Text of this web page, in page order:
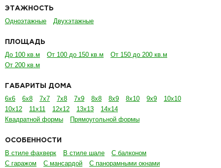
ЭТАЖНОСТЬ
Одноэтажные Двухэтажные
ПЛОЩАДЬ
До 100 кв.м От 100 до 150 кв.м
От 150 до 200 кв.м
От 200 кв.м
ГАБАРИТЫ ДОМА
6х6 6х8 7х7 7х8 7х9 8х8 8х9 8х10 9х9
10х10
10х12
11х11 12х12 13х13
14х14
Квадратной формы
Прямоугольной формы
ОСОБЕННОСТИ
В стиле фахверк В стиле шале
С балконом
С гаражом
С мансардой
С панорамными окнами